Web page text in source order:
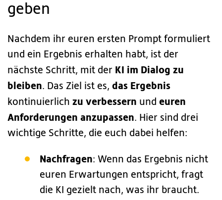
geben
Nachdem ihr euren ersten Prompt formuliert
und ein Ergebnis erhalten habt, ist der
nächste Schritt, mit der KI im Dialog zu
bleiben. Das Ziel ist es, das Ergebnis
kontinuierlich zu verbessern und euren
Anforderungen anzupassen. Hier sind drei
wichtige Schritte, die euch dabei helfen:
Nachfragen: Wenn das Ergebnis nicht
euren Erwartungen entspricht, fragt
die KI gezielt nach, was ihr braucht.